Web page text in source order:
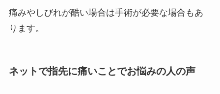
痛みやしびれが酷い場合は手術が必要な場合もあ
ります。
ネットで指先に痛いことでお悩みの人の声